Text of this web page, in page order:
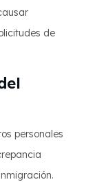
de
personales